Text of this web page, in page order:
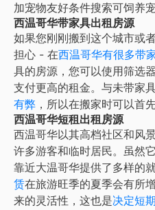
加宠物友好条件搜索可饲养
西温哥华带家具出租房源
如果您刚刚搬到这个城市或
担心 - 在西温哥华有很多带
具的房源，您可以使用筛选
支付更高的租金。与未带家
有弊 ，所以在搬家时可以首
西温哥华短租出租房源
西温哥华以其高档社区和风
许多游客和临时居民。虽然
靠近大温哥华提供了多样的就
赁在旅游旺季的夏季会有所
来的灵活性，这也是决定短